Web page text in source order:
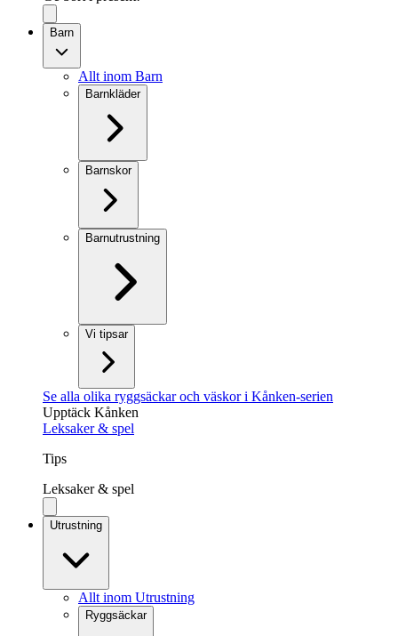
Barn
Allt inom Barn
Barnkläder
Barnskor
Barnutrustning
Vi tipsar
Se alla olika ryggsäckar och väskor i Kånken-serien
Upptäck Kånken
Leksaker & spel
Tips
Leksaker & spel
Utrustning
Allt inom Utrustning
Ryggsäckar